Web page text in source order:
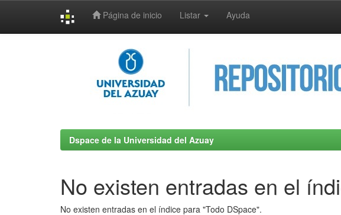
Página de inicio Listar Ayuda
Dspace de la Universidad del Azuay
No existen entradas en el
No existen entradas en el índice para "Todo DSpace".